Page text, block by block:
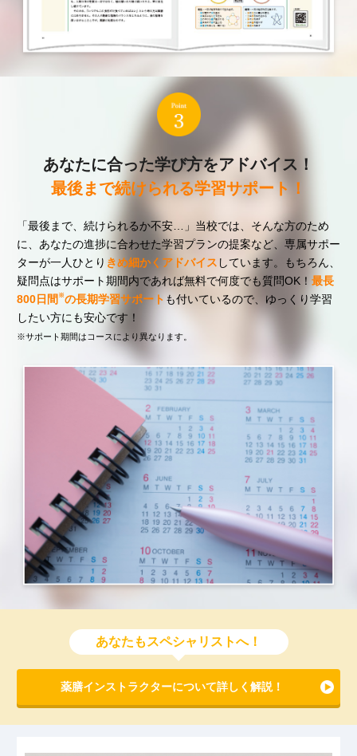
あなたに合った学び方をアドバイス！
最後まで続けられる学習サポート！
「最後まで、続けられるか不安…」当校では、そんな方のため
に、あなたの進捗に合わせた学習プランの提案など、専属サポー
ターが一人ひとり きめ細かくアドバイス しています。もちろん、
疑問点はサポート期間内であれば無料で何度でも質問OK！ 最長
800日間 ※の長期学習サポート も付いているので、ゆっくり学習
したい方にも安心です！
※サポート期間はコースにより異なります。
あなたもスペシャリストへ！
薬膳インストラクターについて詳しく解説！